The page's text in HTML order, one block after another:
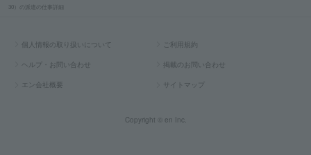
30）の派遣の仕事詳細
個人情報の取り扱いについて ご利用規約
ヘルプ・お問い合わせ 掲載のお問い合わせ
エン会社概要 サイトマップ
Copyright © en Inc.